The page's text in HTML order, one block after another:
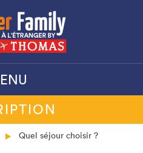
Quel séjour choisir ?